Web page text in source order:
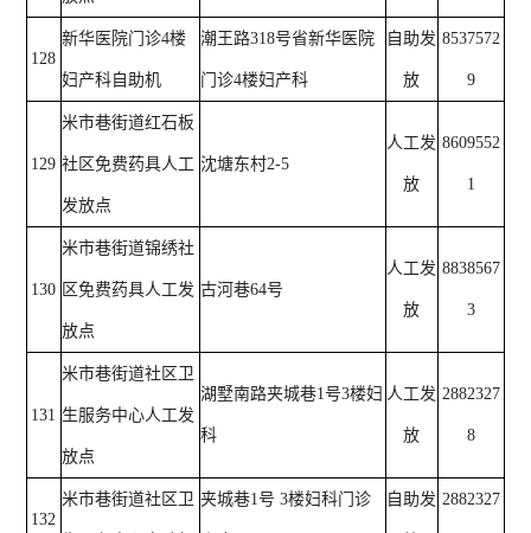
128
新华医院门诊4楼
妇产科自助机
潮王路318号省新华医院
门诊4楼妇产科
自助发
放
8537572
9
129
米市巷街道红石板
社区免费药具人工
发放点
沈塘东村2-5
人工发
放
8609552
1
130
米市巷街道锦绣社
区免费药具人工发
放点
古河巷64号
人工发
放
8838567
3
131
米市巷街道社区卫
生服务中心人工发
放点
湖墅南路夹城巷1号3楼妇
科
人工发
放
2882327
8
132
米市巷街道社区卫 夹城巷1号 3楼妇科门诊 自助发 2882327